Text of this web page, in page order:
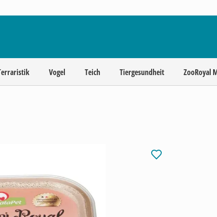
Vogel Teich Tiergesundheit ZooRoyal